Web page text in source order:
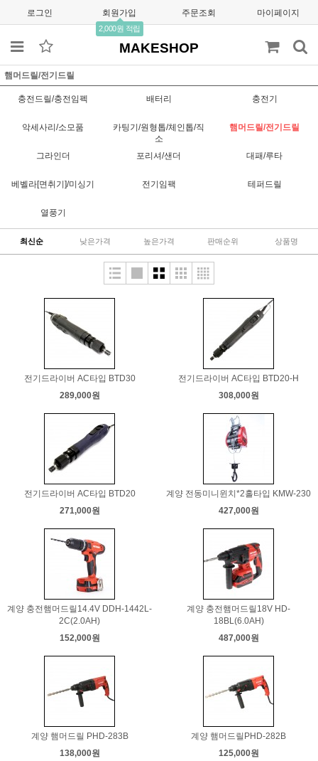
로그인 회원가입
2,000원 적립
주문조회 마이페이지
MAKESHOP
햄머드릴/전기드릴
충전드릴/충전임펙 배터리 충전기
악세사리/소모품
카팅기/원형톱/체인톱/직
소
햄머드릴/전기드릴
그라인더 포리셔/샌더 대패/루타
베벨라[면취기]/미싱기 전기임팩 테퍼드릴
열풍기
최신순 낮은가격 높은가격 판매순위 상품명
전기드라이버 AC타입 BTD30
289,000원
전기드라이버 AC타입 BTD20-H
308,000원
전기드라이버 AC타입 BTD20
271,000원
계양 전동미니윈치*2홀타입 KMW-230
427,000원
계양 충전햄머드릴14.4V DDH-1442L-
2C(2.0AH)
152,000원
계양 충전햄머드릴18V HD-
18BL(6.0AH)
487,000원
계양 햄머드릴 PHD-283B
138,000원
계양 햄머드릴PHD-282B
125,000원